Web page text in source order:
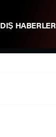
DIŞ HABERLER